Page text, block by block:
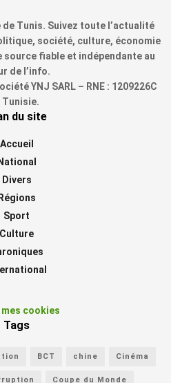
Tunis. Suivez toute l’actualité
société, culture, économie
source fiable et indépendante au
de l’info.
YNJ SARL – RNE : 1209226C
Tunisie.
du site
Accueil
Divers
Sport
Culture
mes cookies
Tags
BCT chine Cinéma
Coupe du Monde